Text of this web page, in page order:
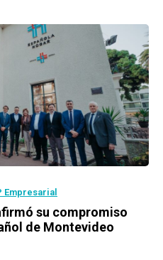
Empresarial
su compromiso
de Montevideo